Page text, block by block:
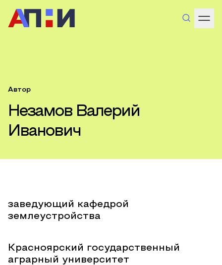
Автор
Незамов Валерий
Иванович
заведующий кафедрой
землеустройства
Красноярский государственный
аграрный университет